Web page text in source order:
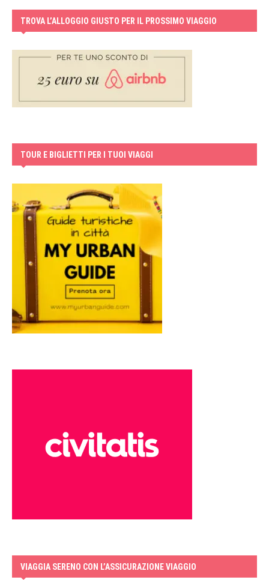
TROVA L’ALLOGGIO GIUSTO PER IL PROSSIMO VIAGGIO
TOUR E BIGLIETTI PER I TUOI VIAGGI
VIAGGIA SERENO CON L’ASSICURAZIONE VIAGGIO